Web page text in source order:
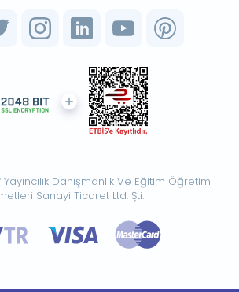
Danışmanlık Ve Eğitim Öğretim
Sanayi Ticaret Ltd. Şti.